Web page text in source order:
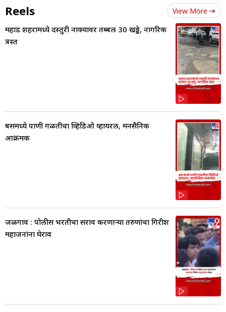
Reels View More
महाड शहरामध्ये दस्तुरी नाक्यावर तब्बल 30 खड्डे, नागरिक
त्रस्त
बसमध्ये पाणी गळतीचा व्हिडिओ व्हायरल, मनसैनिक
आक्रमक
जळगाव : पोलीस भरतीचा सराव करणाऱ्या तरुणांचा गिरीश
महाजनांना घेराव